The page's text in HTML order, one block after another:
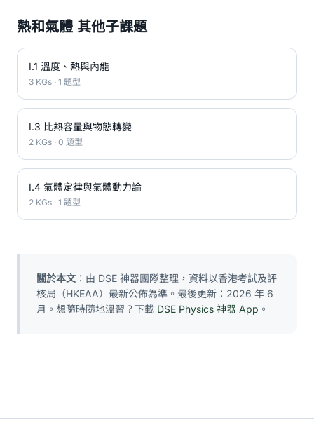
熱和氣體 其他子課題
I.1 溫度、熱與內能
3 KGs · 1 題型
I.3 比熱容量與物態轉變
2 KGs · 0 題型
I.4 氣體定律與氣體動力論
2 KGs · 1 題型
關於本文 ：由 DSE 神器團隊整理，資料以香港考試及評
核局（HKEAA）最新公佈為準。最後更新：2026 年 6
月。想隨時隨地溫習？下載 DSE Physics 神器 App 。